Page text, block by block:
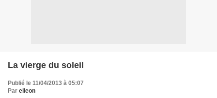
La vierge du soleil
Publié le 11/04/2013 à 05:07
Par elleon